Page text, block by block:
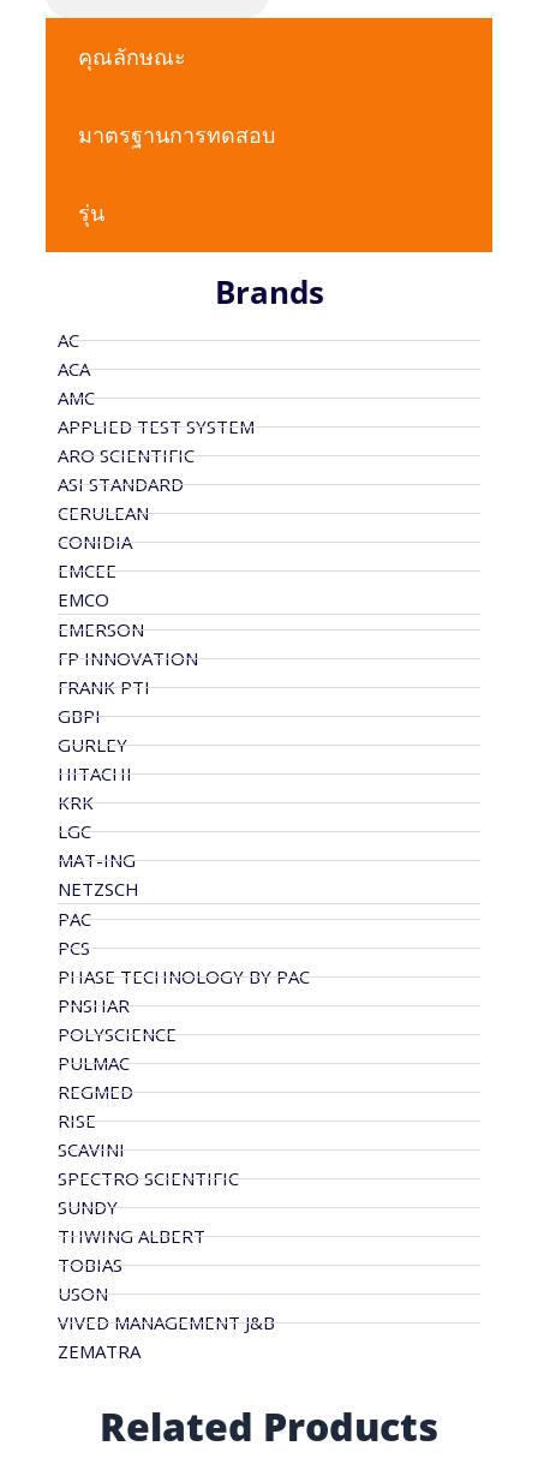
Brands
AC
ACA
AMC
APPLIED TEST SYSTEM
ARO SCIENTIFIC
ASI STANDARD
CERULEAN
CONIDIA
EMCEE
EMCO
EMERSON
FP INNOVATION
FRANK PTI
GBPI
GURLEY
HITACHI
KRK
LGC
MAT-ING
NETZSCH
PAC
PCS
PHASE TECHNOLOGY BY PAC
PNSHAR
POLYSCIENCE
PULMAC
REGMED
RISE
SCAVINI
SPECTRO SCIENTIFIC
SUNDY
THWING ALBERT
TOBIAS
USON
VIVED MANAGEMENT J&B
ZEMATRA
คุณลักษณะ
มาตรฐานการทดสอบ
รุ่น
Related Products